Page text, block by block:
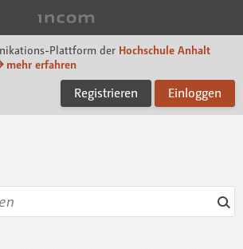
Plattform der Hochschule Anhalt
mehr erfahren
Registrieren Einloggen